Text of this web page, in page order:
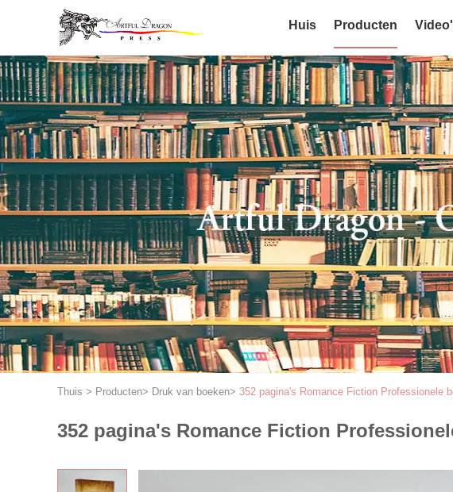
Huis Producten
Thuis > Producten> Druk van boeken> 352 pagina's Romance Fiction Professionele
352 pagina's Romance Fiction